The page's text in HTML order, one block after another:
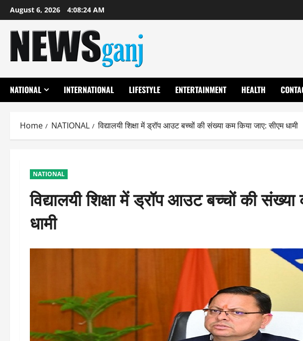
Skip
to
content
August 6, 2026 4:08:25 AM
NATIONAL INTERNATIONAL LIFESTYLE ENTERTAINMENT HEALTH
Home NATIONAL विद्यालयी शिक्षा में ड्रॉप आउट बच्चों की संख्या कम किया जाए: सीएम धामी
NATIONAL
विद्यालयी शिक्षा में ड्रॉप आउट बच्चों की
धामी